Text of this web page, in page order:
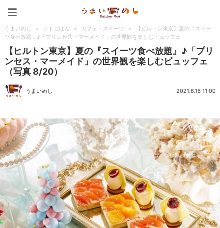
うまいめし > ソトごはん > カフェ・スイーツ >
【ヒルトン東京】夏の『スイー
ツ食べ放題』♪「プリンセス・マーメイド」の世界観を楽しむビュッフェ
【ヒルトン東京】夏の『スイーツ食べ放題』♪「プリ
ンセス・マーメイド」の世界観を楽しむビュッフェ
（写真 8/20）
うまいめし 2021.6.16 11:00